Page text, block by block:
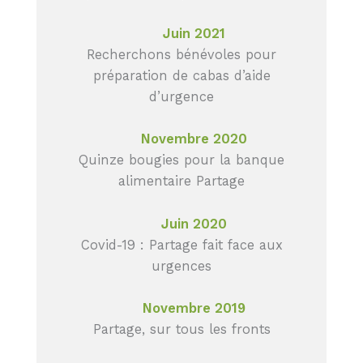
Juin 2021
Recherchons bénévoles pour
préparation de cabas d’aide
d’urgence
Novembre 2020
Quinze bougies pour la banque
alimentaire Partage
Juin 2020
Covid-19 : Partage fait face aux
urgences
Novembre 2019
Partage, sur tous les fronts